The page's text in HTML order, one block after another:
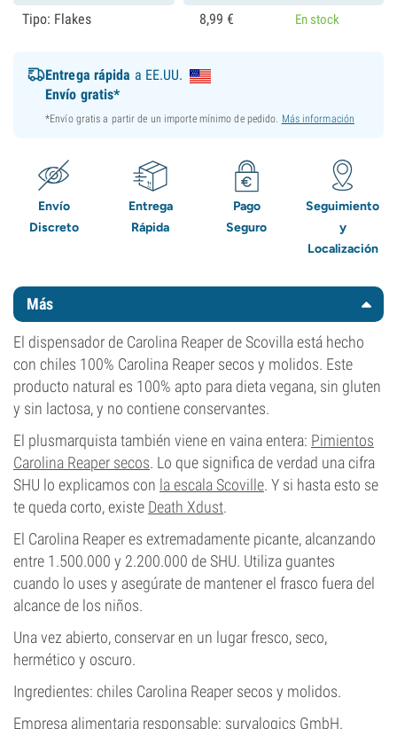
Tipo: Flakes 8,99 € En stock
Entrega rápida a EE.UU.
Envío gratis*
*Envío gratis a partir de un importe mínimo de pedido. Más información
Envío
Discreto
Entrega
Rápida
Pago
Seguro
Seguimiento
y
Localización
Más
El dispensador de Carolina Reaper de Scovilla está hecho
con chiles 100% Carolina Reaper secos y molidos. Este
producto natural es 100% apto para dieta vegana, sin gluten
y sin lactosa, y no contiene conservantes.
El plusmarquista también viene en vaina entera: Pimientos
Carolina Reaper secos. Lo que significa de verdad una cifra
SHU lo explicamos con la escala Scoville. Y si hasta esto se
te queda corto, existe Death Xdust.
El Carolina Reaper es extremadamente picante, alcanzando
entre 1.500.000 y 2.200.000 de SHU. Utiliza guantes
cuando lo uses y asegúrate de mantener el frasco fuera del
alcance de los niños.
Una vez abierto, conservar en un lugar fresco, seco,
hermético y oscuro.
Ingredientes: chiles Carolina Reaper secos y molidos.
Empresa alimentaria responsable: suryalogics GmbH.